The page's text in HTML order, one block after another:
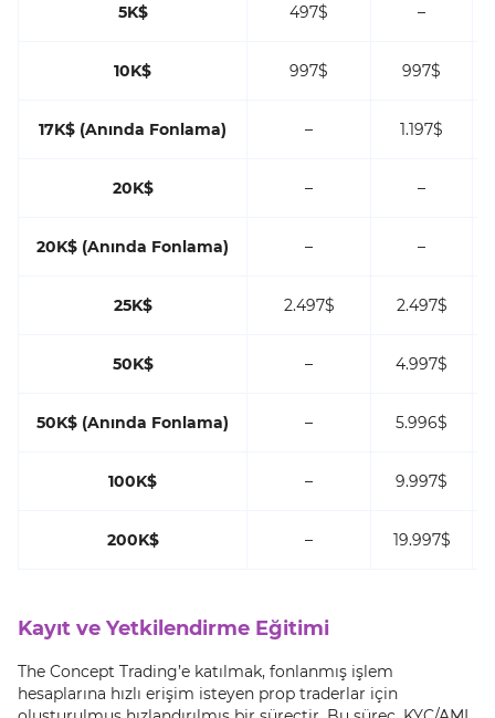
5K$ 497$ –
10K$ 997$ 997$
17K$ (Anında Fonlama) – 1.197$
20K$ – –
20K$ (Anında Fonlama) – –
25K$ 2.497$ 2.497$
50K$ – 4.997$
50K$ (Anında Fonlama) – 5.996$
100K$ – 9.997$
200K$ – 19.997$
Kayıt ve Yetkilendirme Eğitimi
The Concept Trading’e katılmak, fonlanmış işlem
hesaplarına hızlı erişim isteyen prop traderlar için